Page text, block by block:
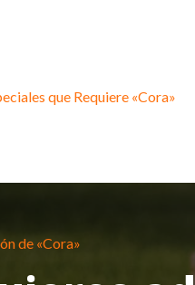
que Requiere «Cora»
de «Cora»